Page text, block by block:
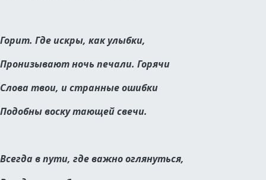
Горит. Где искры, как улыбки,
Пронизывают ночь печали. Горячи
Слова твои, и странные ошибки
Подобны воску тающей свечи.
Всегда в пути, где важно оглянуться,